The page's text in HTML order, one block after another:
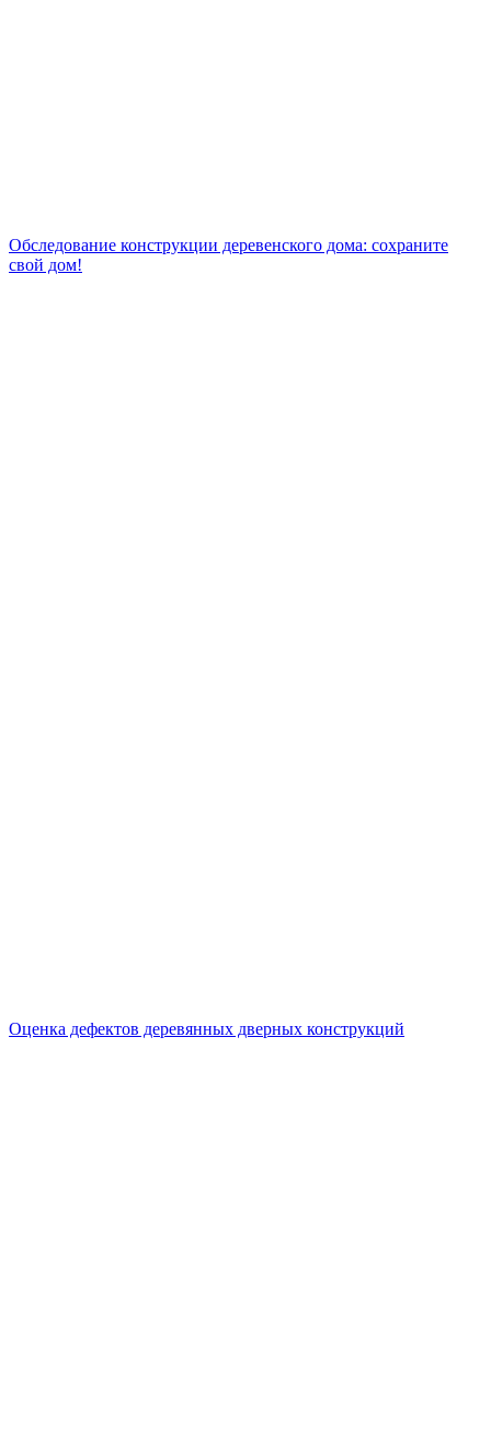
Обследование конструкции деревенского дома: сохраните
свой дом!
Оценка дефектов деревянных дверных конструкций